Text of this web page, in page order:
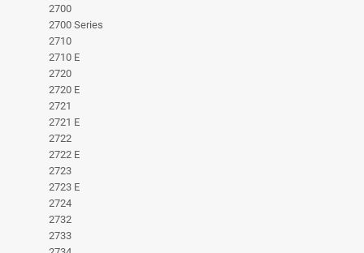
2700
2700 Series
2710
2710 E
2720
2720 E
2721
2721 E
2722
2722 E
2723
2723 E
2724
2732
2733